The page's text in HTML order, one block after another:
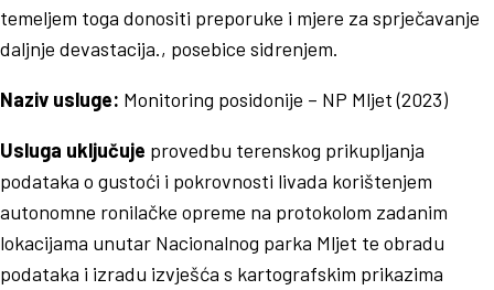
temeljem toga donositi preporuke i mjere za sprječavanje
daljnje devastacija., posebice sidrenjem.
Naziv usluge: Monitoring posidonije – NP Mljet (2023)
Usluga uključuje provedbu terenskog prikupljanja
podataka o gustoći i pokrovnosti livada korištenjem
autonomne ronilačke opreme na protokolom zadanim
lokacijama unutar Nacionalnog parka Mljet te obradu
podataka i izradu izvješća s kartografskim prikazima